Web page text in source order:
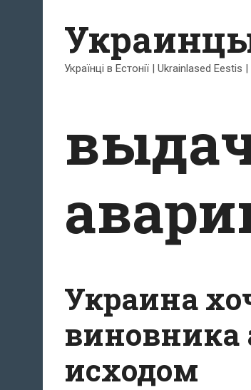
содержимому
Українці в Естонії | Ukrainlased
Украина
виновника
исходом